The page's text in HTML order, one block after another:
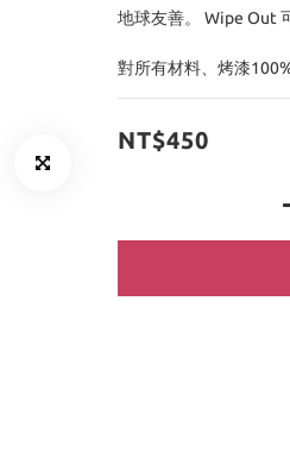
地球友善。 Wipe Out
對所有材料、烤漆
NT$450